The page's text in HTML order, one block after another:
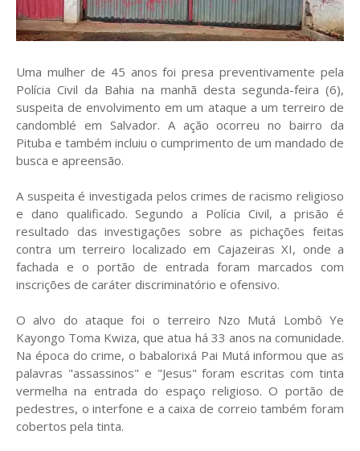
Uma mulher de 45 anos foi presa preventivamente pela
Polícia Civil da Bahia na manhã desta segunda-feira (6),
suspeita de envolvimento em um ataque a um terreiro de
candomblé em Salvador. A ação ocorreu no bairro da
Pituba e também incluiu o cumprimento de um mandado de
busca e apreensão.
A suspeita é investigada pelos crimes de racismo religioso
e dano qualificado. Segundo a Polícia Civil, a prisão é
resultado das investigações sobre as pichações feitas
contra um terreiro localizado em Cajazeiras XI, onde a
fachada e o portão de entrada foram marcados com
inscrições de caráter discriminatório e ofensivo.
O alvo do ataque foi o terreiro Nzo Mutá Lombô Ye
Kayongo Toma Kwiza, que atua há 33 anos na comunidade.
Na época do crime, o babalorixá Pai Mutá informou que as
palavras "assassinos" e "Jesus" foram escritas com tinta
vermelha na entrada do espaço religioso. O portão de
pedestres, o interfone e a caixa de correio também foram
cobertos pela tinta.